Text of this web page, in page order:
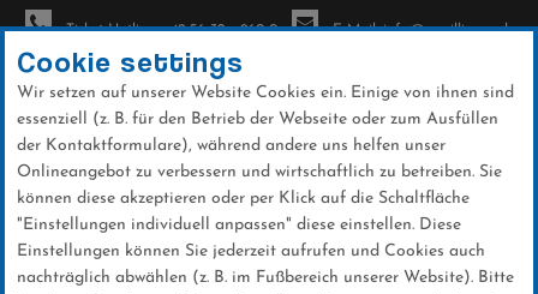
Direkt
zum
Inhalt
Ticket-Hotline: +49 56 32 - 960-0 E-Mail: info@sc-willingen.de
News
Cookie settings
Wir setzen auf unserer Website Cookies ein. Einige von ihnen sind
essenziell (z. B. für den Betrieb der Webseite oder zum Ausfüllen
der Kontaktformulare), während andere uns helfen unser
Onlineangebot zu verbessern und wirtschaftlich zu betreiben. Sie
können diese akzeptieren oder per Klick auf die Schaltfläche
"Einstellungen individuell anpassen" diese einstellen. Diese
Einstellungen können Sie jederzeit aufrufen und Cookies auch
nachträglich abwählen (z. B. im Fußbereich unserer Website). Bitte